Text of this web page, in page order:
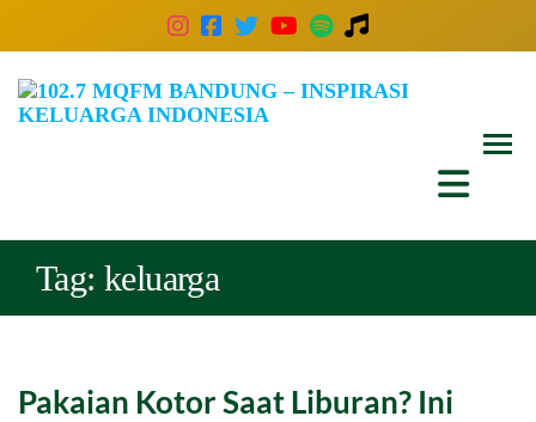
Tag: keluarga
Pakaian Kotor Saat Liburan? Ini